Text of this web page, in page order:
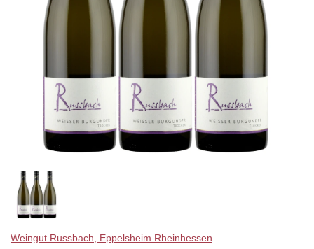
Weingut Russbach, Eppelsheim Rheinhessen